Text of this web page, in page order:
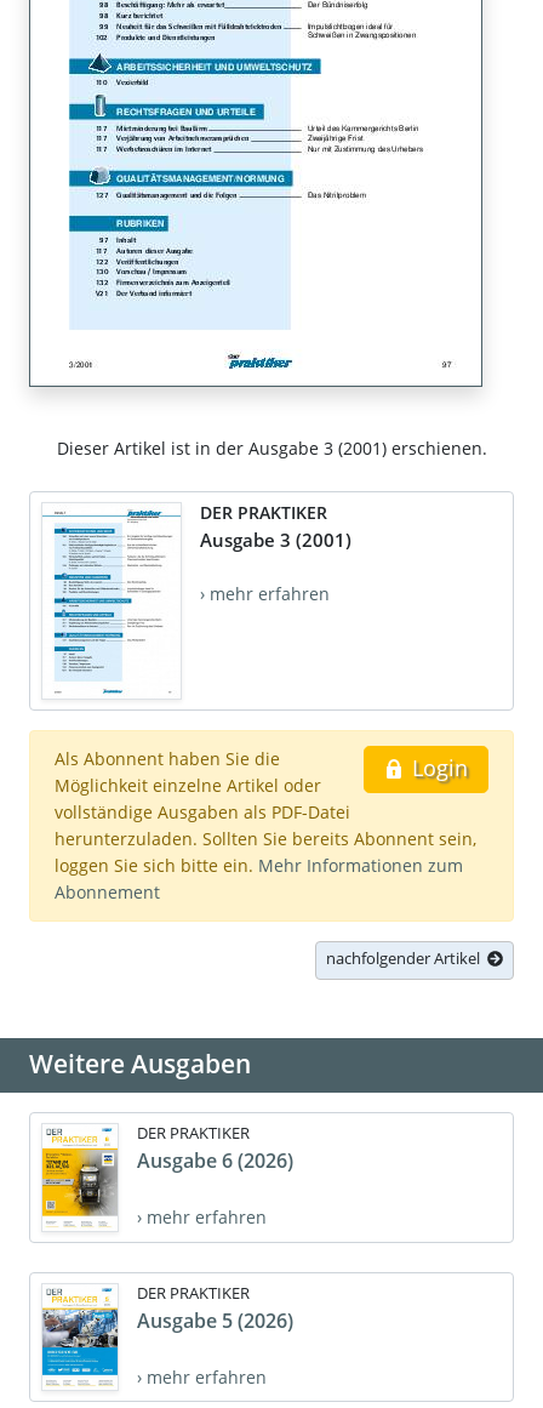
Dieser Artikel ist in der Ausgabe 3 (2001) erschienen.
DER PRAKTIKER
Ausgabe 3 (2001)
› mehr erfahren
Login
Als Abonnent haben Sie die
Möglichkeit einzelne Artikel oder
vollständige Ausgaben als PDF-Datei
herunterzuladen. Sollten Sie bereits Abonnent sein,
loggen Sie sich bitte ein. Mehr Informationen zum
Abonnement
nachfolgender Artikel
Weitere Ausgaben
DER PRAKTIKER
Ausgabe 6 (2026)
› mehr erfahren
DER PRAKTIKER
Ausgabe 5 (2026)
› mehr erfahren